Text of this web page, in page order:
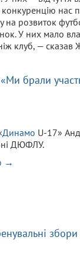
нас
розвиток
У них мало
клуб, — сказав
брали участь
Динамо U-17»
ДЮФЛУ.
→